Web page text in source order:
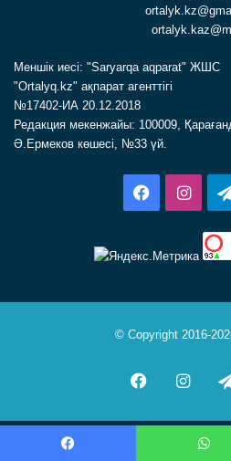
Меншік иесі: "Saryarqa aqparat" ЖШС
"Ortalyq.kz" ақпарат агенттігі
№17402-ИА 20.12.2018
Редакция мекенжайы: 100009,
Ә.Ермеков көшесі, №33 үй.
Facebook
© Copyright 2016-
Facebook